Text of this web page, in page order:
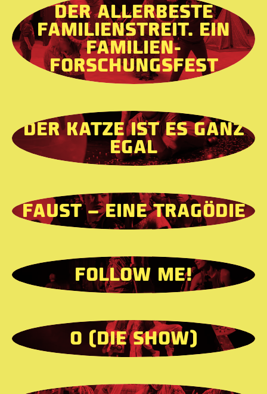
DER ALLERBESTE
FAMILIENSTREIT. EIN
FAMILIEN-
FORSCHUNGSFEST
DER KATZE IST ES GANZ
EGAL
FAUST – EINE TRAGÖDIE
FOLLOW ME!
O (DIE SHOW)